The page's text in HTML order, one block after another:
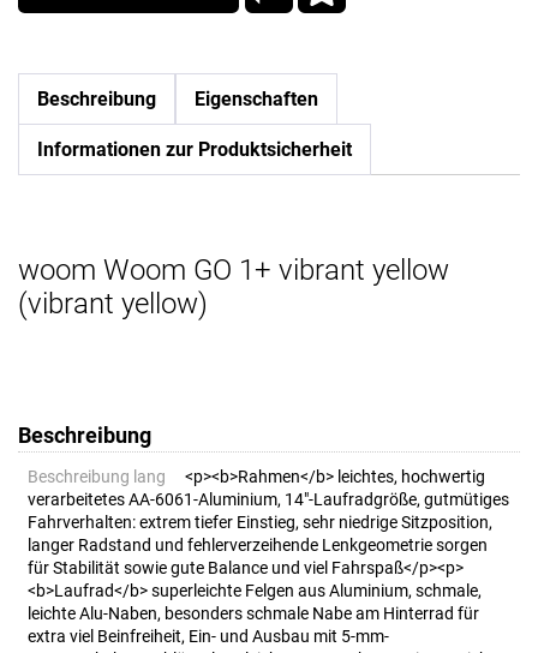
Beschreibung Eigenschaften
Informationen zur Produktsicherheit
woom Woom GO 1+ vibrant yellow
(vibrant yellow)
Beschreibung
Beschreibung lang
<p><b>Rahmen</b> leichtes, hochwertig
verarbeitetes AA-6061-Aluminium, 14"-Laufradgröße, gutmütiges
Fahrverhalten: extrem tiefer Einstieg, sehr niedrige Sitzposition,
langer Radstand und fehlerverzeihende Lenkgeometrie sorgen
für Stabilität sowie gute Balance und viel Fahrspaß</p><p>
<b>Laufrad</b> superleichte Felgen aus Aluminium, schmale,
leichte Alu-Naben, besonders schmale Nabe am Hinterrad für
extra viel Beinfreiheit, Ein- und Ausbau mit 5-mm-